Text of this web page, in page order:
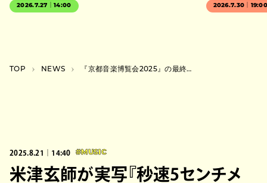
2026.7.27｜14:00 2026.7.30｜
TOP NEWS 『京都音楽博覧会2025』の最終発表で青葉市子、岸田繫弦楽四重奏を追加
2025.8.21｜14:40 #MUSIC
米津玄師が実写『秒速5センチメ